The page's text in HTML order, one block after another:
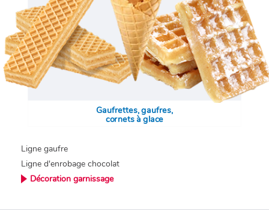
Gaufrettes, gaufres,
cornets à glace
Ligne gaufre
Ligne d'enrobage chocolat
Décoration garnissage